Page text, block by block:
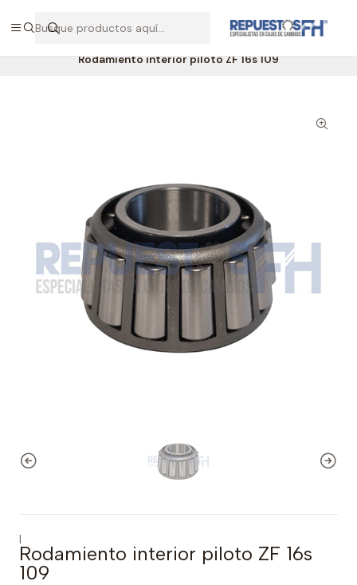
Hablemos por WhatsApp +56 9 7138 9597 / +56 9 8500 2568
Rodamiento interior piloto ZF 16s 109
|
Rodamiento interior piloto ZF 16s
109